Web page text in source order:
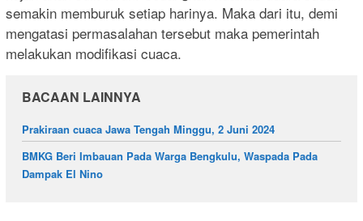
semakin memburuk setiap harinya. Maka dari itu, demi
mengatasi permasalahan tersebut maka pemerintah
melakukan modifikasi cuaca.
BACAAN LAINNYA
Prakiraan cuaca Jawa Tengah Minggu, 2 Juni 2024
BMKG Beri Imbauan Pada Warga Bengkulu, Waspada Pada
Dampak El Nino